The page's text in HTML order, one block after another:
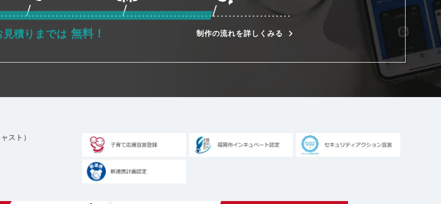
積りまでは 無料！ 制作の流れを詳しくみる
スト）